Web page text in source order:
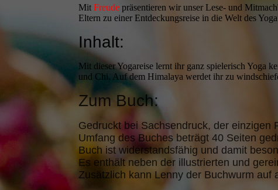
MitFreude präsentieren wir unser Lese- und
Eltern zu einer Entdeckungsreise in die Welt des
Inhalt:
Mit dieser Yogareise lernt ihr ganz spielerisch Yoga
und Chi. Auf dem Himalaya werdet ihr zu
Zum Buch:
Gedruckt bei Sachsendruck, der einzigen
Umfang des Buches beträgt 40 Seiten
Buch ist widerstandsfähig und damit
Es enthält neben der illustrierten und
Zusätzlich kann Lenny der Buchwurm auf